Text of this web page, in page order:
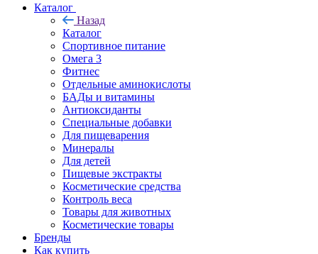
Каталог
Назад
Каталог
Спортивное питание
Омега 3
Фитнес
Отдельные аминокислоты
БАДы и витамины
Антиоксиданты
Специальные добавки
Для пищеварения
Минералы
Для детей
Пищевые экстракты
Косметические средства
Контроль веса
Товары для животных
Косметические товары
Бренды
Как купить